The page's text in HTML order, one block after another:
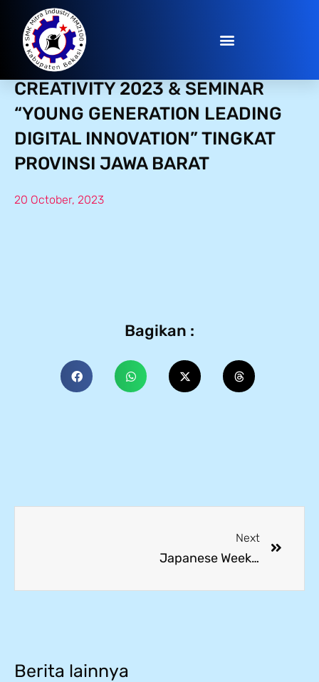
AWARDING OCTOBER DIGITAL
CREATIVITY 2023 & SEMINAR
“YOUNG GENERATION LEADING
DIGITAL INNOVATION” TINGKAT
PROVINSI JAWA BARAT
20 October, 2023
Bagikan :
Next
Japanese Week 2024 with Asia Univeristy Tokyo Japan
Berita lainnya